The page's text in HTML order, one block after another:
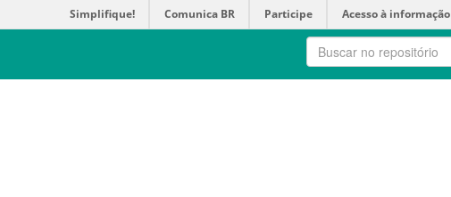
Simplifique! Comunica BR Participe Acesso à informação